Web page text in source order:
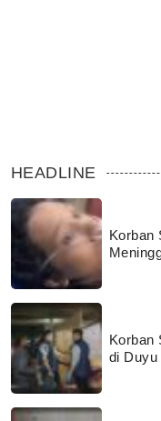
HEADLINE
Korban
Korban
di Duyu